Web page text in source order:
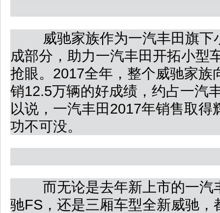
威驰家族作为一汽丰田旗下
成部分，助力一汽丰田开拓小型
抢眼。2017全年，整个威驰家族
销12.5万辆的好成绩，约占一汽
以说，一汽丰田2017年销售取得
功不可没。
而无论是去年新上市的一汽
驰FS，还是三厢车型全新威驰，